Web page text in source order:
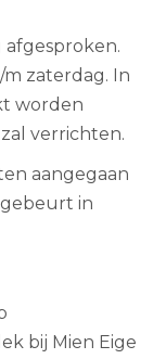
zaterdag. In
worden
verrichten.
aangegaan
in
bij Mien Eige